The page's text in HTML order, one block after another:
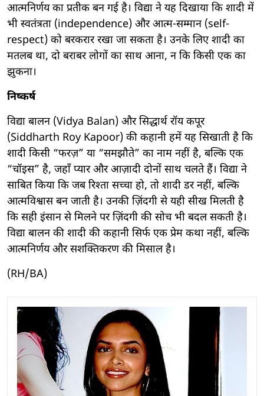
आत्मनिर्णय का प्रतीक बन गई है। विद्या ने यह दिखाया कि शादी में
भी स्वतंत्रता (independence) और आत्म-सम्मान (self-
respect) को बरकरार रखा जा सकता है। उनके लिए शादी का
मतलब था, दो बराबर लोगों का साथ आना, न कि किसी एक का
झुकना।
निष्कर्ष
विद्या बालन (Vidya Balan) और सिद्धार्थ रॉय कपूर
(Siddharth Roy Kapoor) की कहानी हमें यह सिखाती है कि
शादी किसी “फरज़” या “समझौते” का नाम नहीं है, बल्कि एक
“चॉइस” है, जहाँ प्यार और आज़ादी दोनों साथ चलते हैं। विद्या ने
साबित किया कि जब रिश्ता सच्चा हो, तो शादी डर नहीं, बल्कि
आत्मविश्वास बन जाती है। उनकी ज़िंदगी से यही सीख मिलती है
कि सही इंसान से मिलने पर ज़िंदगी की सोच भी बदल सकती है।
विद्या बालन की शादी की कहानी सिर्फ एक प्रेम कथा नहीं, बल्कि
आत्मनिर्णय और सशक्तिकरण की मिसाल है।
(RH/BA)